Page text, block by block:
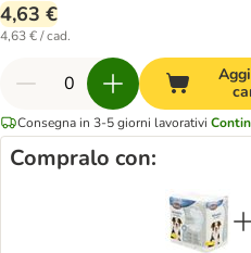
4,63 €
4,63 € / cad.
Consegna in 3-5 giorni lavorativi
Compralo con: